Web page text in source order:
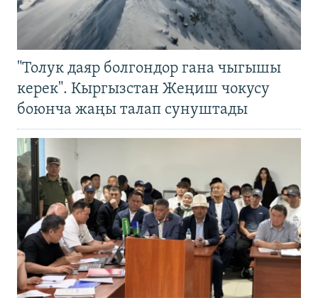
"Толук даяр болгондор гана чыгышы
керек". Кыргызстан Жеңиш чокусу
боюнча жаңы талап сунуштады